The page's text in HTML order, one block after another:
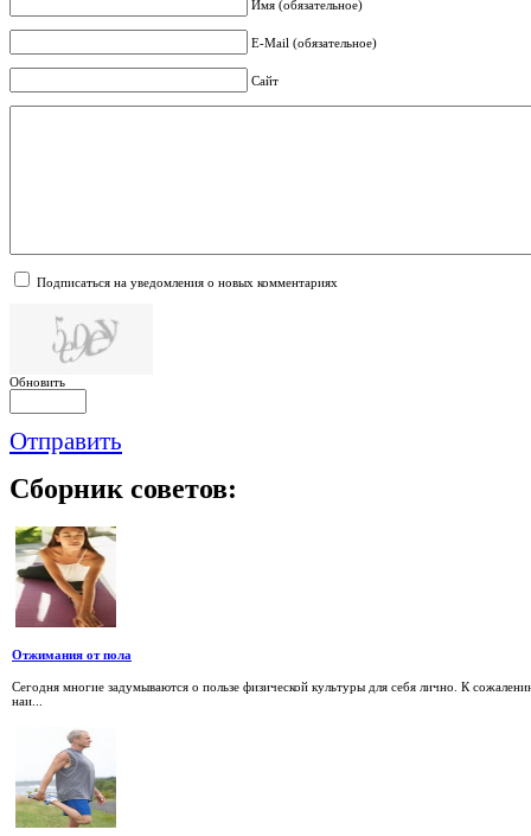
Имя (обязательное)
E-Mail (обязательное)
Сайт
Подписаться на уведомления о новых комментариях
Обновить
Отправить
Сборник советов:
Отжимания от пола
Сегодня многие задумываются о пользе физической культуры для себя лично. К
наи...